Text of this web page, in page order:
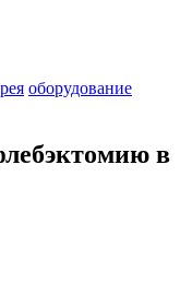
оборудование
в